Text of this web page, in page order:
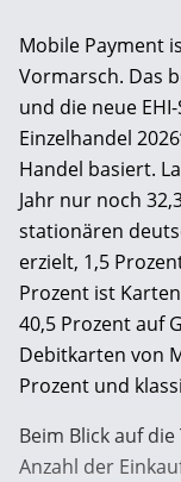
Mobile Payment
Vormarsch. Das
und die neue
Einzelhandel
Handel basiert.
Jahr nur noch
stationären
erzielt, 1,5
Prozent ist
40,5 Prozent auf
Debitkarten von
Prozent und
Beim Blick auf
Anzahl der